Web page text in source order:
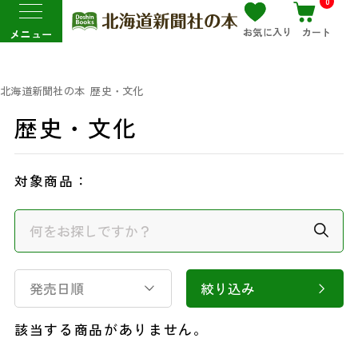
メニュー お気に入り カート
北海道新聞社の本 歴史・文化
歴史・文化
対象商品：
発売日順 絞り込み
該当する商品がありません。